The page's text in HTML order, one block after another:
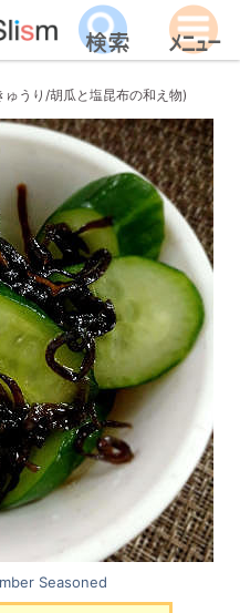
ゅうり/胡瓜と塩昆布の和え物)
Seasoned